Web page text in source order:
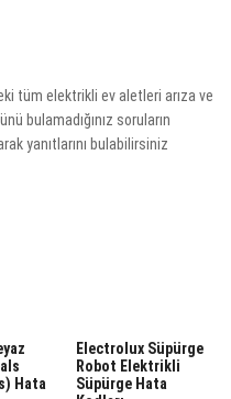
tüm elektrikli ev aletleri arıza ve
bulamadığınız soruların
yanıtlarını bulabilirsiniz
Hata
Electrolux Süpürge
Robot Elektrikli
Süpürge Hata